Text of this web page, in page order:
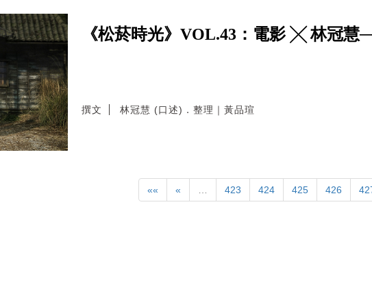
《松菸時光》VOL.43：電影 ╳ 林冠慧
撰文 林冠慧 (口述)．整理｜黃品瑄
«« « … 423 424 425 426